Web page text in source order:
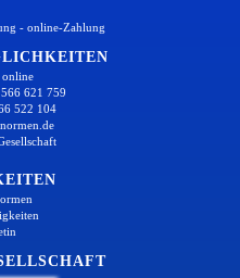
- online-Zahlung
online
621 759
522 104